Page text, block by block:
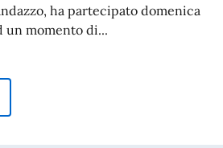
ha partecipato domenica
un momento di...
ecumenica nel giorno della